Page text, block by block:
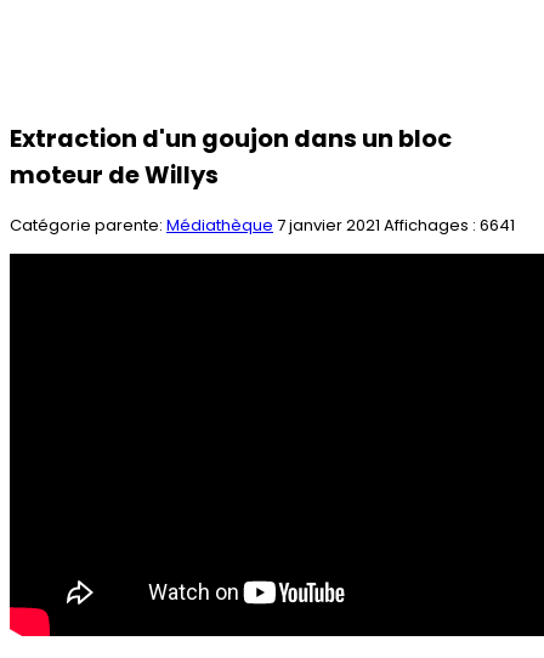
Extraction d'un goujon dans un bloc
moteur de Willys
Catégorie parente: Médiathèque 7 janvier 2021 Affichages : 6641